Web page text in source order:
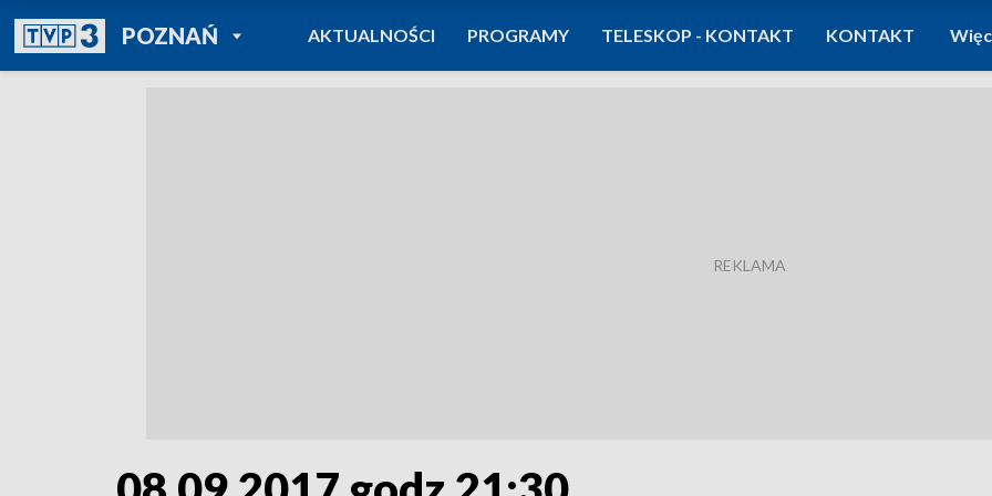
POZNAŃPOWRÓT DO
TVP REGIONY
AKTUALNOŚCI PROGRAMY TELESKOP - KONTAKT KONTAKT